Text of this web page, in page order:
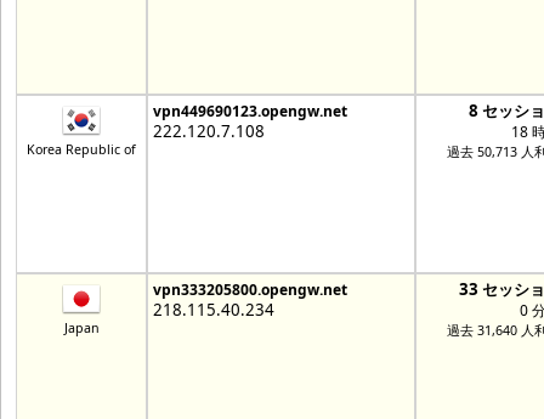
Korea Republic of
vpn449690123.opengw.net
222.120.7.108
8 セッシ
18
過去 50,713 人
Japan
vpn333205800.opengw.net
218.115.40.234
33 セッシ
0
過去 31,640 人